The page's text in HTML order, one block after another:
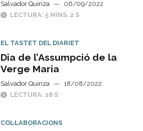
Salvador Quinza —
06/09/2022
LECTURA: 5 MINS, 2 S
EL TASTET DEL DIARIET
Dia de l’Assumpció de la
Verge Maria
Salvador Quinza —
18/08/2022
LECTURA: 18 S
COL·LABORACIONS